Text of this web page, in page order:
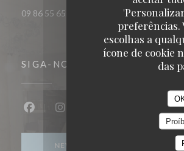
preferências.
escolhas a
ícone de cookie
das
09 86 55 65 65
SIGA-NOS
Facebook ((abre numa nova
Instagram ((abre numa
NEWSLETTER